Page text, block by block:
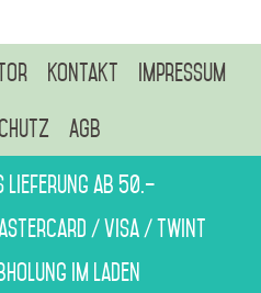
Kontakt Impressum
AGB
Lieferung ab 50.–
/ Visa / Twint
im Laden